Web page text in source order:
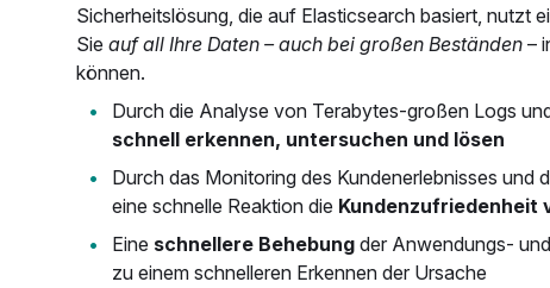
Sicherheitslösung, die auf Elasticsearch basiert, nutzt
Sie auf all Ihre Daten – auch bei großen Beständen –
können.
Durch die Analyse von Terabytes-großen Logs
schnell erkennen, untersuchen und lösen
Durch das Monitoring des Kundenerlebnisses und
eine schnelle Reaktion die Kundenzufriedenheit
Eine schnellere Behebung der Anwendungs-
zu einem schnelleren Erkennen der Ursache